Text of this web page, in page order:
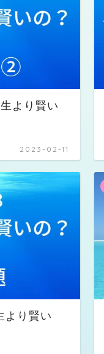
より賢い
2023-02-11
り賢い